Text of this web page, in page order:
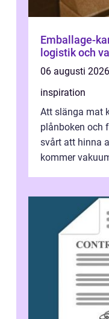
Emballage-
logistik och
06 augusti 2026
inspiration
Att slänga mat
plånboken och
svårt att hinna
kommer